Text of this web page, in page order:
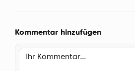
Kommentar hinzufügen